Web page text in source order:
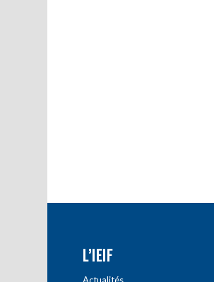
L’IEIF
Actualités